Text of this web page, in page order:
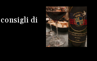
di